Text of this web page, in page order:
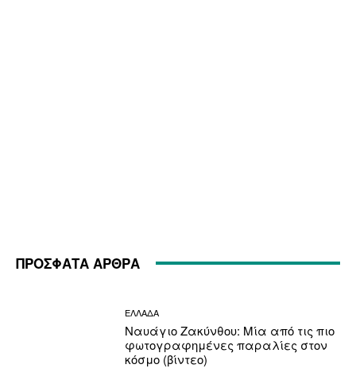
ΠΡΟΣΦΑΤΑ ΑΡΘΡΑ
ΕΛΛΑΔΑ
Ναυάγιο Ζακύνθου: Μία από τις πιο
φωτογραφημένες παραλίες στον
κόσμο (βίντεο)